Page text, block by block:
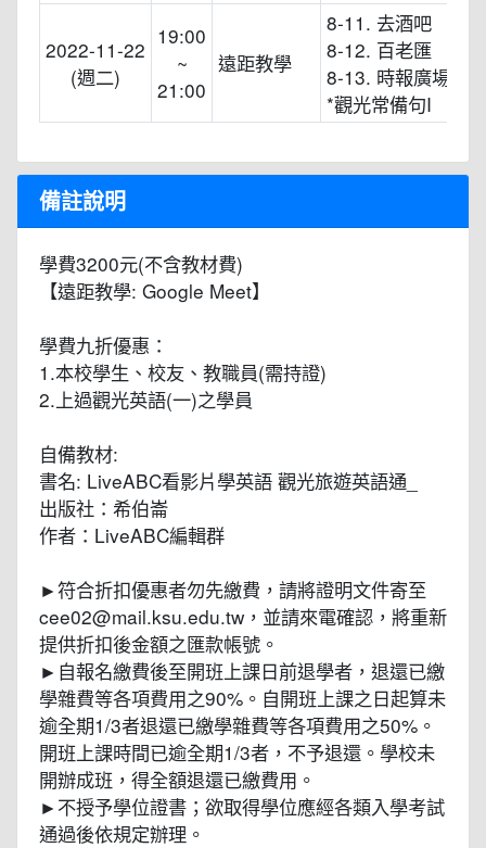
2022-11-22
(週二)
19:00
~
21:00
遠距教學
8-11. 去酒吧
8-12. 百老匯
8-13. 時報廣場跨年
*觀光常備句I
備註說明
學費3200元(不含教材費)
【遠距教學: Google Meet】
學費九折優惠：
1.本校學生、校友、教職員(需持證)
2.上過觀光英語(一)之學員
自備教材:
書名: LiveABC看影片學英語 觀光旅遊英語通_
出版社：希伯崙
作者：LiveABC編輯群
►符合折扣優惠者勿先繳費，請將證明文件寄至
cee02@mail.ksu.edu.tw，並請來電確認，將重新
提供折扣後金額之匯款帳號。
►自報名繳費後至開班上課日前退學者，退還已繳
學雜費等各項費用之90%。自開班上課之日起算未
逾全期1/3者退還已繳學雜費等各項費用之50%。
開班上課時間已逾全期1/3者，不予退還。學校未
開辦成班，得全額退還已繳費用。
►不授予學位證書；欲取得學位應經各類入學考試
通過後依規定辦理。